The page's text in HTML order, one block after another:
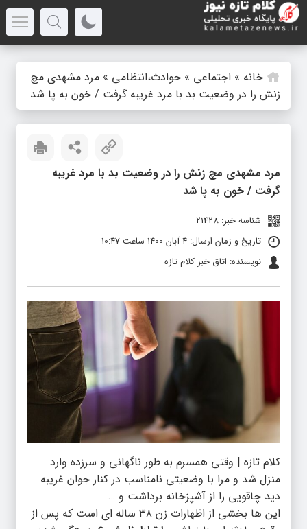
خانه » اجتماعی » حوادث،انتظامی » مرد مشهدی مچ
زنش را در وضعیت بد با مرد غریبه گرفت / خون به پا شد
مرد مشهدی مچ زنش را در وضعیت بد با مرد غریبه
گرفت / خون به پا شد
شناسه خبر: 21428
تاریخ و زمان ارسال: 4 آبان 1400 ساعت 10:47
نویسنده: اتاق خبر کلام تازه
کلام تازه | وقتی همسرم به طور ناگهانی و سرزده وارد
منزل شد و مرا با وضعیتی نامناسب در کنار جوان غریبه
دید چاقویی را از آشپزخانه برداشت و …
این ها بخشی از اظهارات زن ۳۸ ساله ای است که پس از